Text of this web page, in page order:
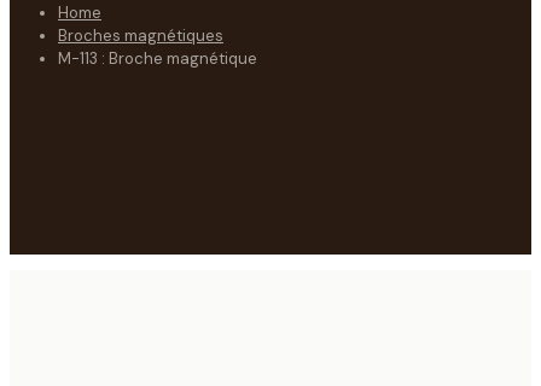
Home
Broches magnétiques
M-113 : Broche magnétique